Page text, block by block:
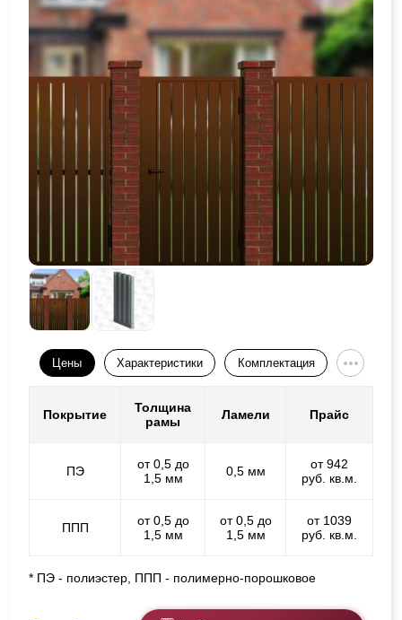
Цены Характеристики Комплектация
Покрытие
Толщина
рамы
Ламели Прайс
ПЭ
от 0,5 до
1,5 мм
0,5 мм
от 942
руб. кв.м.
ППП
от 0,5 до
1,5 мм
от 0,5 до
1,5 мм
от 1039
руб. кв.м.
* ПЭ - полиэстер, ППП - полимерно-порошковое